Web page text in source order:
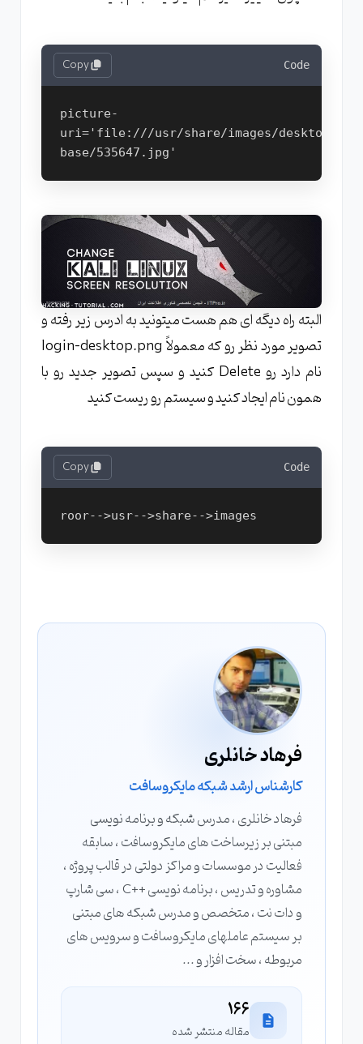
Code
Copy
picture-
uri='file:///usr/share/images/desktop-
البته راه دیگه ای هم هست میتونید به ادرس زیر رفته و
تصویر مورد نظر رو که معمولاً login-desktop.png
نام دارد رو Delete کنید و سپس تصویر جدید رو با
همون نام ایجاد کنید و سیستم رو ریست کنید
Code
Copy
فرهاد خانلری
کارشناس ارشد شبکه مایکروسافت
فرهاد خانلری ، مدرس شبکه و برنامه نویسی
مبتنی بر زیرساخت های مایکروسافت ، سابقه
فعالیت در موسسات و مراکز دولتی در قالب پروژه ،
مشاوره و تدریس ، برنامه نویسی ++C ، سی شارپ
و دات نت ، متخصص و مدرس شبکه های مبتنی
بر سیستم عاملهای مایکروسافت و سرویس های
مربوطه ، سخت افزار و ...
166
مقاله منتشر شده